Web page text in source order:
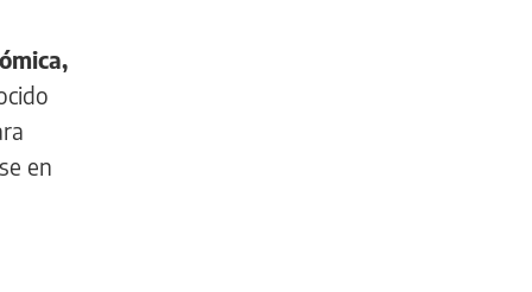
en